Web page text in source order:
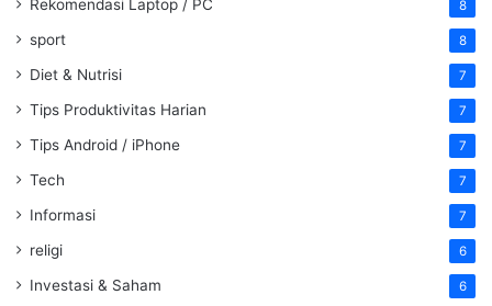
Rekomendasi Laptop / PC 8
sport 8
Diet & Nutrisi 7
Tips Produktivitas Harian 7
Tips Android / iPhone 7
Tech 7
Informasi 7
religi 6
Investasi & Saham 6